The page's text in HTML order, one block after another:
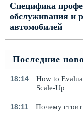
Специфика
обслуживания и
автомобилей
Последние
18:14
How to
Scale-Up
18:11 Почему стоит